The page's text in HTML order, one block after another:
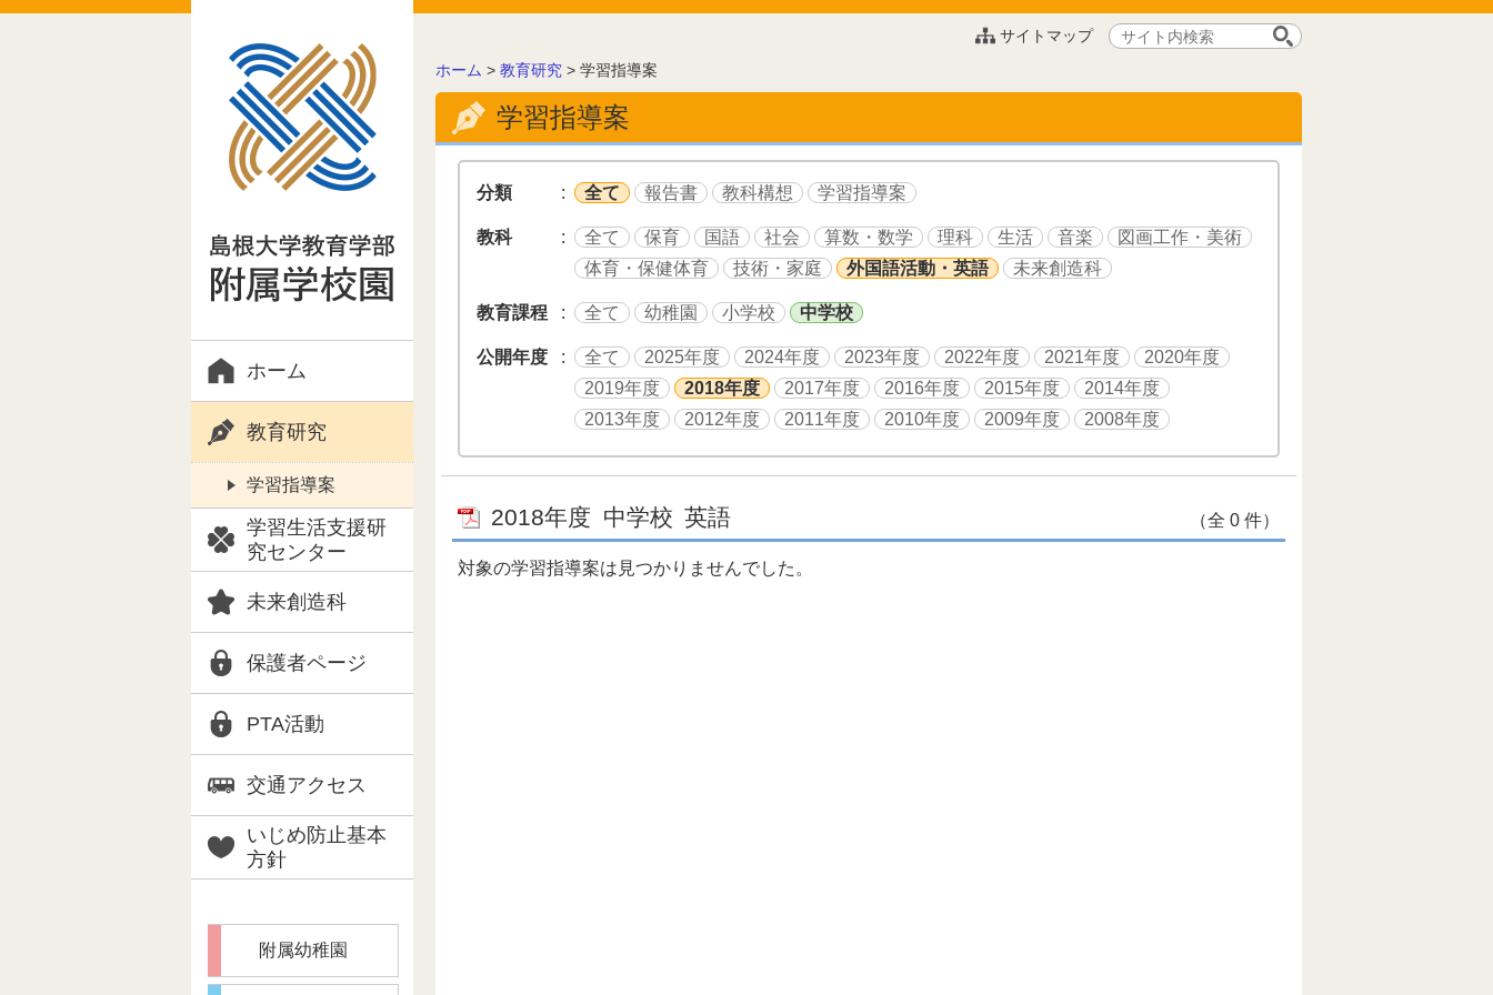
このページの本文へ
ホーム
教育研究
学習指導案
学習生活支援研
究センター
未来創造科
保護者ページ
PTA活動
交通アクセス
いじめ防止基本
方針
サイトマップ
サ
検
こ
の
ー
ホーム > 教育研究 > 学習指導案
学習指導案
分類 全て 報告書 教科構想 学習指導案
教科 全て 保育 国語 社会 算数・数学 理科 生活 音楽
図画工作・美術
体育・保健体育
技術・家庭 外国語活動・英語 未来創造科
教育課程 全て 幼稚園 小学校 中学校
公開年度 全て 2025年度 2024年度 2023年度 2022年度 2021年度
2020年度
2019年度
2018年度 2017年度 2016年度 2015年度
2014年度
2013年度
2012年度 2011年度 2010年度 2009年度 2008年度
2018年度 中学校 英語 （全 0 件）
対象の学習指導案は見つかりませんでした。
附属幼稚園